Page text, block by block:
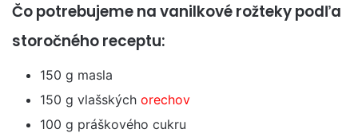
Čo potrebujeme na vanilkové rožteky podľa
storočného receptu:
150 g masla
150 g vlašských orechov
100 g práškového cukru